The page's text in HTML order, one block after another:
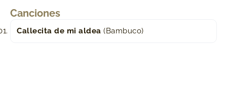
Canciones
Callecita de mi aldea (Bambuco)